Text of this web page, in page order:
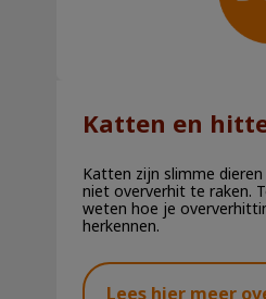
Katten en
Katten zijn slimme
niet oververhit te raken.
weten hoe je
herkennen.
Lees hier meer